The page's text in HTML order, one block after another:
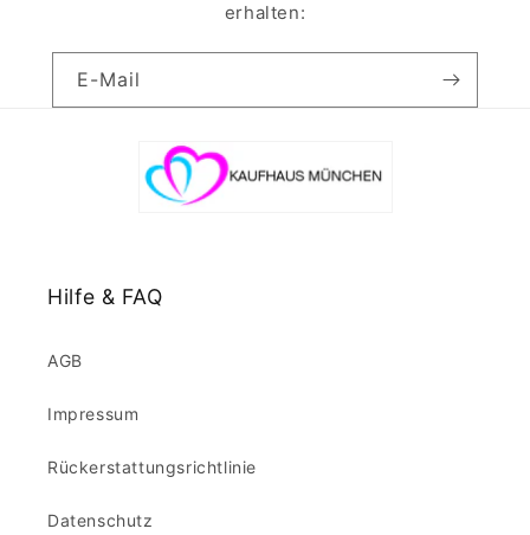
erhalten:
E-Mail
Hilfe & FAQ
AGB
Impressum
Rückerstattungsrichtlinie
Datenschutz